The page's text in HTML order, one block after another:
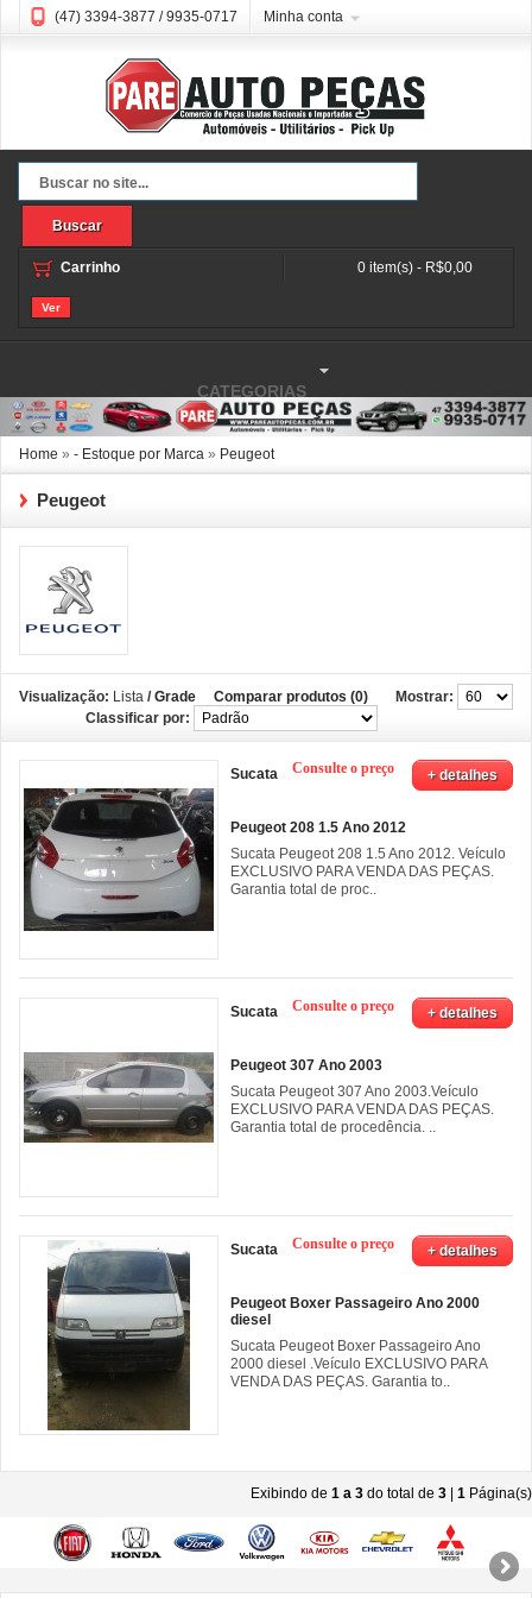
(47) 3394-3877 / 9935-0717 Minha conta
Buscar
Carrinho 0 item(s) - R$0,00
Ver
CATEGORIAS
Home » - Estoque por Marca » Peugeot
Peugeot
Visualização: Lista / Grade
Mostrar:
Classificar por:
Comparar produtos (0)
+ detalhes
Consulte o preço
Sucata
Peugeot 208 1.5 Ano 2012
Sucata Peugeot 208 1.5 Ano 2012. Veículo
EXCLUSIVO PARA VENDA DAS PEÇAS.
Garantia total de proc..
+ detalhes
Consulte o preço
Sucata
Peugeot 307 Ano 2003
Sucata Peugeot 307 Ano 2003.Veículo
EXCLUSIVO PARA VENDA DAS PEÇAS.
Garantia total de procedência. ..
+ detalhes
Consulte o preço
Sucata
Peugeot Boxer Passageiro Ano 2000
diesel
Sucata Peugeot Boxer Passageiro Ano
2000 diesel .Veículo EXCLUSIVO PARA
VENDA DAS PEÇAS. Garantia to..
Exibindo de 1 a 3 do total de 3 | 1 Página(s)